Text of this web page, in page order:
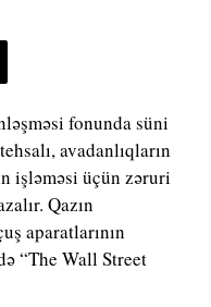
fonunda süni
avadanlıqların
işləməsi üçün zəruri
Qazın
aparatlarının
“The Wall Street